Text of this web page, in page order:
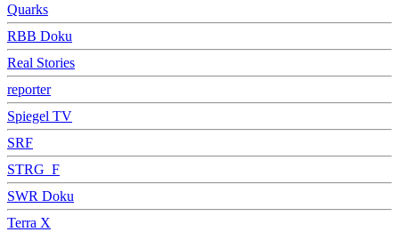
Quarks
RBB Doku
Real Stories
reporter
Spiegel TV
SRF
STRG_F
SWR Doku
Terra X